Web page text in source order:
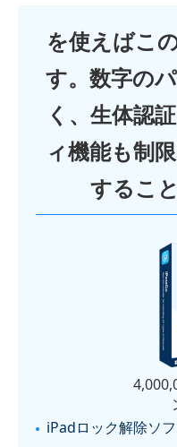
を使えばこ
す。数字の
く、生体認
ィ機能も制
するこ
iPadロック解除ソ